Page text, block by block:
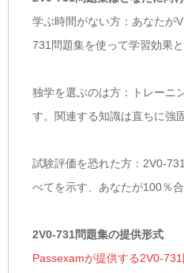
学ぶ時間がない方：あなたが
731問題集を使って学習効果
独学を選ぶのは方：トレーニ
す。関連する知識は直ちに強
試験評価を恐れた方：2V0-
べてを示す、あなたが100％
2V0-731問題集の提供形式
Passexamが提供する2V0-